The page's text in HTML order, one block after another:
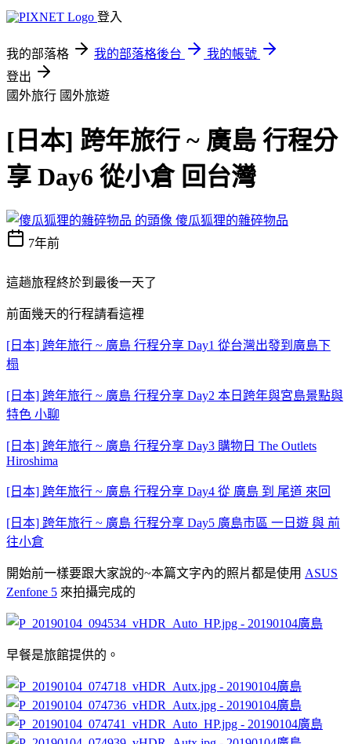
登入
我的部落格 我的部落格後台
我的帳號
登出
國外旅行 國外旅遊
[日本] 跨年旅行 ~ 廣島 行程分
享 Day6 從小倉 回台灣
傻瓜狐狸的雜碎物品
7年前
這趟旅程終於到最後一天了
前面幾天的行程請看這裡
[日本] 跨年旅行 ~ 廣島 行程分享 Day1 從台灣出發到廣島下
榻
[日本] 跨年旅行 ~ 廣島 行程分享 Day2 本日跨年與宮島景點與
特色 小聊
[日本] 跨年旅行 ~ 廣島 行程分享 Day3 購物日 The Outlets
Hiroshima
[日本] 跨年旅行 ~ 廣島 行程分享 Day4 從 廣島 到 尾道 來回
[日本] 跨年旅行 ~ 廣島 行程分享 Day5 廣島市區 一日遊 與 前
往小倉
開始前一樣要跟大家說的~本篇文字內的照片都是使用 ASUS
Zenfone 5 來拍攝完成的
早餐是旅館提供的。